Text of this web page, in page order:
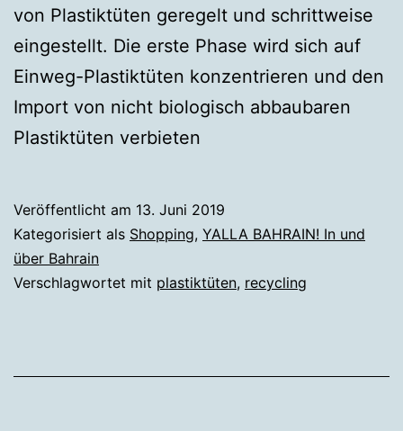
von Plastiktüten geregelt und schrittweise
eingestellt. Die erste Phase wird sich auf
Einweg-Plastiktüten konzentrieren und den
Import von nicht biologisch abbaubaren
Plastiktüten verbieten
Veröffentlicht am 13. Juni 2019
Kategorisiert als Shopping, YALLA BAHRAIN! In und
über Bahrain
Verschlagwortet mit plastiktüten, recycling